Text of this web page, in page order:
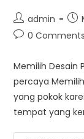
Post
author:
admin
Post0 Comments
Memilih Desain
percaya
yang pokok
tempat yang